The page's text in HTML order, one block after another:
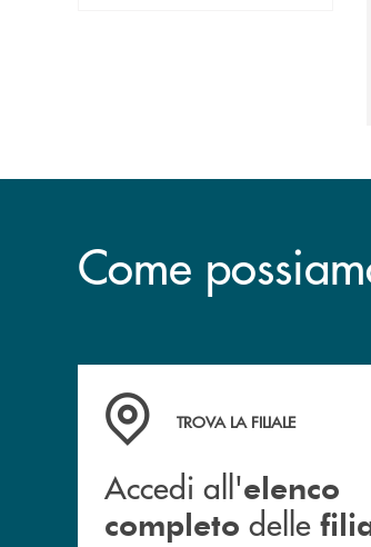
Come
Accedi all' elenco completo
TROVA LA FILIALE
Accedi all'elenco
completo delle